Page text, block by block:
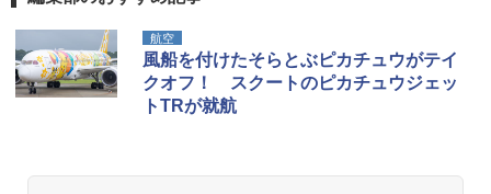
DEWEL パラソル 大型 ビーチ アウトドアパ
ラソル ガーデン サイトシート付 折りたたみ
防水 UVカット 4段階高さ調整 軽量 収納袋付
き
航空
風船を付けたそらとぶピカチュウがテイ
クオフ！ スクートのピカチュウジェッ
トTRが就航